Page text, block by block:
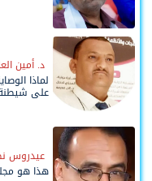
د. أمين
لماذا
على شيطنة
عيدروس
هذا هو